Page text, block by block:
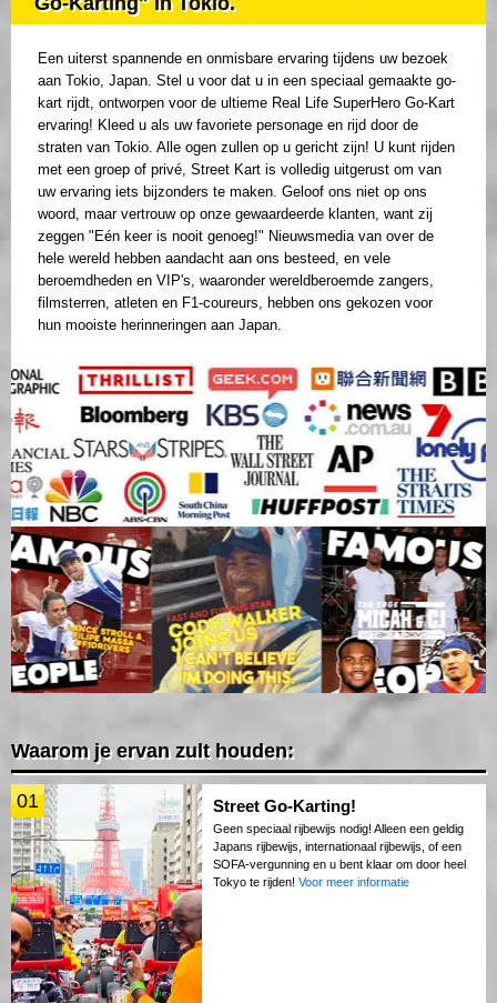
Een uiterst spannende en onmisbare ervaring tijdens uw bezoek
aan Tokio, Japan. Stel u voor dat u in een speciaal gemaakte go-
kart rijdt, ontworpen voor de ultieme Real Life SuperHero Go-Kart
ervaring! Kleed u als uw favoriete personage en rijd door de
straten van Tokio. Alle ogen zullen op u gericht zijn! U kunt rijden
met een groep of privé, Street Kart is volledig uitgerust om van
uw ervaring iets bijzonders te maken. Geloof ons niet op ons
woord, maar vertrouw op onze gewaardeerde klanten, want zij
zeggen "Eén keer is nooit genoeg!" Nieuwsmedia van over de
hele wereld hebben aandacht aan ons besteed, en vele
beroemdheden en VIP's, waaronder wereldberoemde zangers,
filmsterren, atleten en F1-coureurs, hebben ons gekozen voor
hun mooiste herinneringen aan Japan.
Waarom je ervan zult houden:
01 Street Go-Karting!
Geen speciaal rijbewijs nodig! Alleen een geldig
Japans rijbewijs, internationaal rijbewijs, of een
SOFA-vergunning en u bent klaar om door heel
Tokyo te rijden! Voor meer informatie